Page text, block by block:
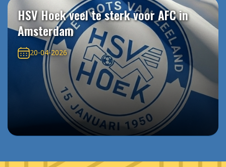
HSV Hoek veel te sterk voor AFC in
Amsterdam
20-04-2026